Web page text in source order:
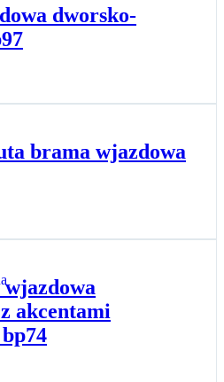
dworsko-
brama wjazdowa
akcentami